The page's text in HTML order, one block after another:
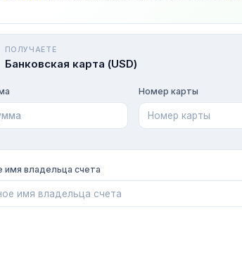
ПОЛУЧАЕТЕ
Банковская карта (USD)
Номер карты
имя владельца счета